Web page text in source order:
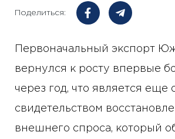
Поделиться:
Первоначальный экспорт
вернулся к росту впервые
через год, что является еще
свидетельством
внешнего спроса, который